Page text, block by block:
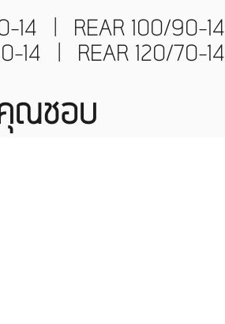
14 | REAR 100/90-14
14 | REAR 120/70-14
ณชอบ